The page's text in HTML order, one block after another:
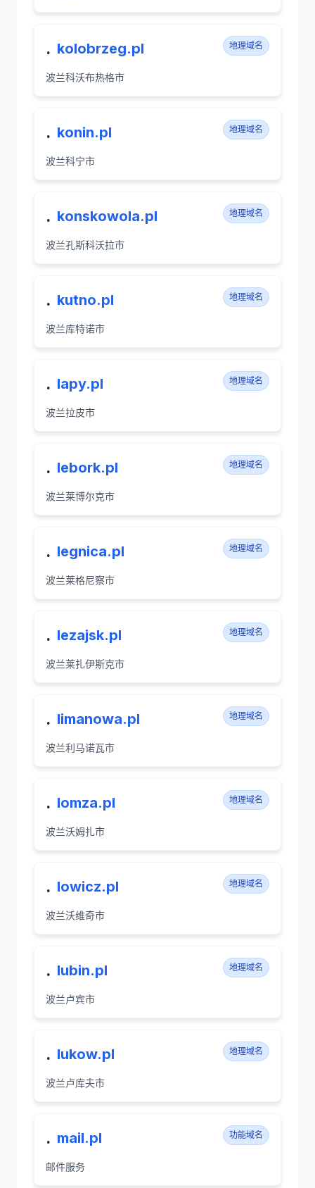
. kolobrzeg.pl 地理域名
波兰科沃布热格市
. konin.pl 地理域名
波兰科宁市
. konskowola.pl 地理域名
波兰孔斯科沃拉市
. kutno.pl 地理域名
波兰库特诺市
. lapy.pl 地理域名
波兰拉皮市
. lebork.pl 地理域名
波兰莱博尔克市
. legnica.pl 地理域名
波兰莱格尼察市
. lezajsk.pl 地理域名
波兰莱扎伊斯克市
. limanowa.pl 地理域名
波兰利马诺瓦市
. lomza.pl 地理域名
波兰沃姆扎市
. lowicz.pl 地理域名
波兰沃维奇市
. lubin.pl 地理域名
波兰卢宾市
. lukow.pl 地理域名
波兰卢库夫市
. mail.pl 功能域名
邮件服务